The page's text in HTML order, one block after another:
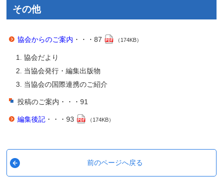
その他
協会からのご案内 ・・・87 （174KB）
協会だより
当協会発行・編集出版物
当協会の国際連携のご紹介
投稿のご案内・・・91
編集後記 ・・・93 （174KB）
前のページへ戻る